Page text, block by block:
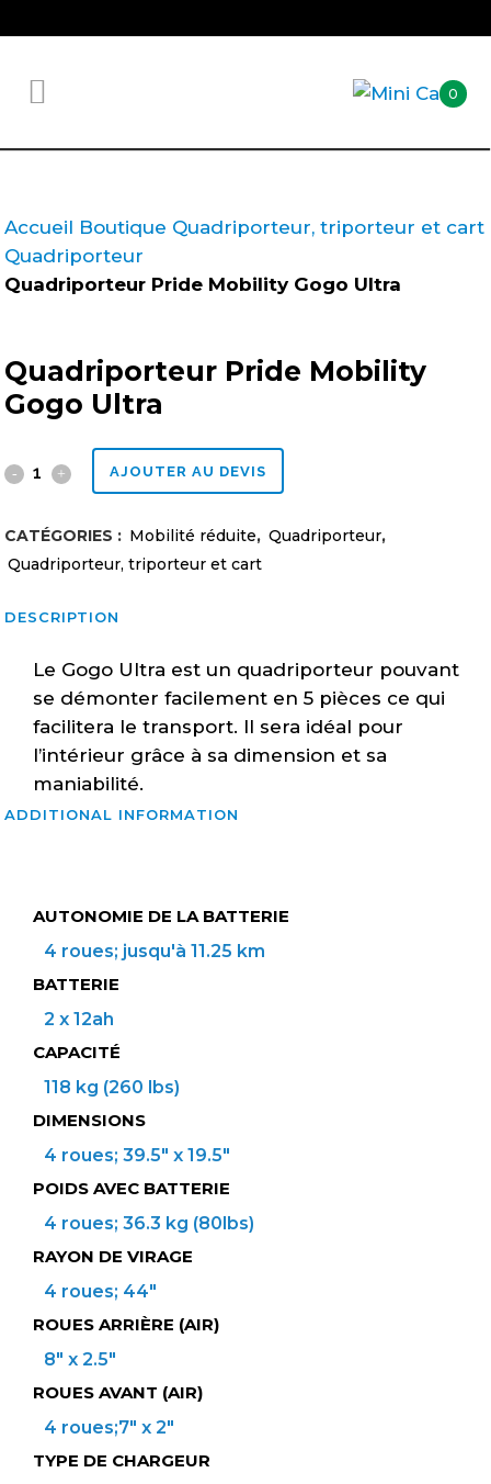
0
Accueil Boutique Quadriporteur, triporteur et cart
Quadriporteur
Quadriporteur Pride Mobility Gogo Ultra
Quadriporteur Pride Mobility
Gogo Ultra
Quadriporteur
Mobility
quantity
AJOUTER AU DEVIS
CATÉGORIES : Mobilité réduite, Quadriporteur,
Quadriporteur, triporteur et cart
DESCRIPTION
Le Gogo Ultra est un quadriporteur pouvant
se démonter facilement en 5 pièces ce qui
facilitera le transport. Il sera idéal pour
l’intérieur grâce à sa dimension et sa
maniabilité.
ADDITIONAL INFORMATION
AUTONOMIE DE LA BATTERIE
4 roues; jusqu'à 11.25 km
BATTERIE
2 x 12ah
CAPACITÉ
118 kg (260 lbs)
DIMENSIONS
4 roues; 39.5" x 19.5"
POIDS AVEC BATTERIE
4 roues; 36.3 kg (80lbs)
RAYON DE VIRAGE
4 roues; 44"
ROUES ARRIÈRE (AIR)
8" x 2.5"
ROUES AVANT (AIR)
4 roues;7" x 2"
TYPE DE CHARGEUR